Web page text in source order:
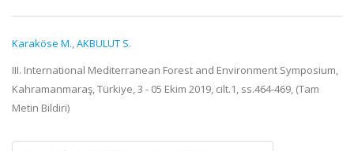
Karaköse M.,AKBULUT S.
III. International Mediterranean Forest and Environment Symposium,
Kahramanmaraş, Türkiye, 3 - 05 Ekim 2019, cilt.1, ss.464-469, (Tam
Metin Bildiri)